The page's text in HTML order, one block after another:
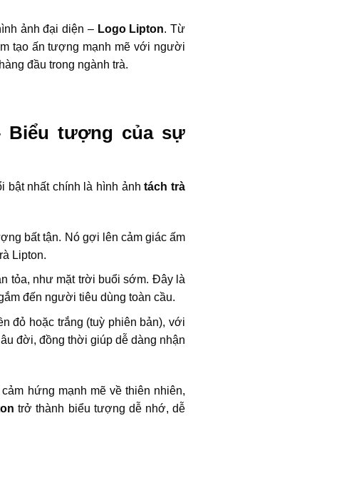
ảnh đại diện – Logo Lipton. Từ
tạo ấn tượng mạnh mẽ với người
đầu trong ngành trà.
Biểu tượng của sự
bật nhất chính là hình ảnhtách trà
bất tận. Nó gợi lên cảm giác ấm
Lipton.
tỏa, như mặt trời buổi sớm. Đây là
đến người tiêu dùng toàn cầu.
đỏ hoặc trắng (tuỳ phiên bản), với
đời, đồng thời giúp dễ dàng nhận
hứng mạnh mẽ về thiên nhiên,
trở thành biểu tượng dễ nhớ, dễ